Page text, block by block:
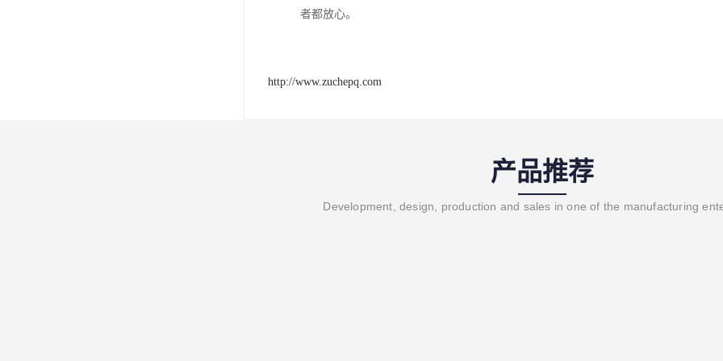
者都放心。
http://www.zuchepq.com
产品推荐
Development, design, production and sales in one of the manufacturing